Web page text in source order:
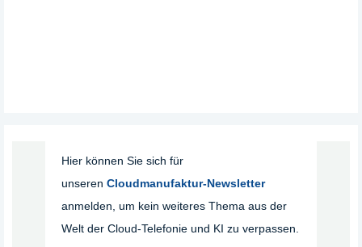
Hier können Sie sich für
unseren Cloudmanufaktur-Newsletter
anmelden, um kein weiteres Thema aus der
Welt der Cloud-Telefonie und KI zu verpassen.